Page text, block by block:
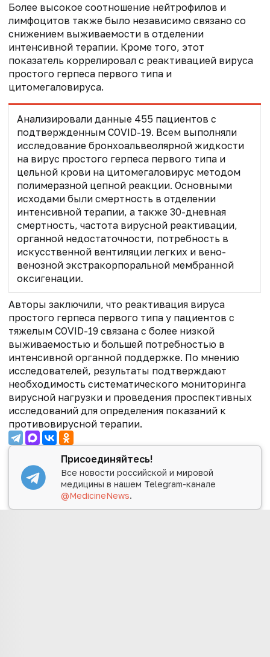
Более высокое соотношение нейтрофилов и
лимфоцитов также было независимо связано со
снижением выживаемости в отделении
интенсивной терапии. Кроме того, этот
показатель коррелировал с реактивацией вируса
простого герпеса первого типа и
цитомегаловируса.
Анализировали данные 455 пациентов с
подтвержденным COVID-19. Всем выполняли
исследование бронхоальвеолярной жидкости
на вирус простого герпеса первого типа и
цельной крови на цитомегаловирус методом
полимеразной цепной реакции. Основными
исходами были смертность в отделении
интенсивной терапии, а также 30-дневная
смертность, частота вирусной реактивации,
органной недостаточности, потребность в
искусственной вентиляции легких и вено-
венозной экстракорпоральной мембранной
оксигенации.
Авторы заключили, что реактивация вируса
простого герпеса первого типа у пациентов с
тяжелым COVID-19 связана с более низкой
выживаемостью и большей потребностью в
интенсивной органной поддержке. По мнению
исследователей, результаты подтверждают
необходимость систематического мониторинга
вирусной нагрузки и проведения проспективных
исследований для определения показаний к
противовирусной терапии.
Присоединяйтесь!
Все новости российской и мировой
медицины в нашем Telegram-канале
@MedicineNews.